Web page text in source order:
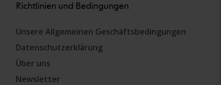
Richtlinien und Bedingungen
Unsere Allgemeinen Geschäftsbedingungen
Datenschutzerklärung
Über uns
Newsletter